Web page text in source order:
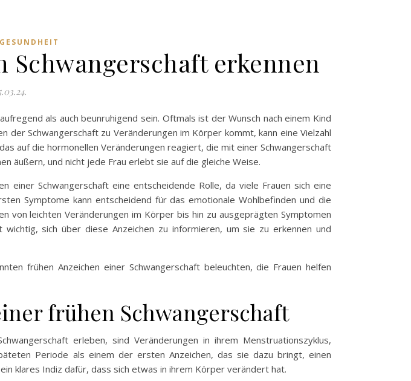
GESUNDHEIT
erkennen
als auch beunruhigend sein. Oftmals ist der Wunsch nach einem Kind
Schwangerschaft zu Veränderungen im Körper kommt, kann eine Vielzahl
auf die hormonellen Veränderungen reagiert, die mit einer Schwangerschaft
äußern, und nicht jede Frau erlebt sie auf die gleiche Weise.
Schwangerschaft eine entscheidende Rolle, da viele Frauen sich eine
Symptome kann entscheidend für das emotionale Wohlbefinden und die
von leichten Veränderungen im Körper bis hin zu ausgeprägten Symptomen
sich über diese Anzeichen zu informieren, um sie zu erkennen und
frühen Anzeichen einer Schwangerschaft beleuchten, die Frauen helfen
frühen Schwangerschaft
erleben, sind Veränderungen in ihrem Menstruationszyklus,
Periode als einem der ersten Anzeichen, das sie dazu bringt, einen
klares Indiz dafür, dass sich etwas in ihrem Körper verändert hat.